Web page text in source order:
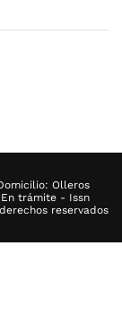
Olleros
En trámite - Issn
reservados